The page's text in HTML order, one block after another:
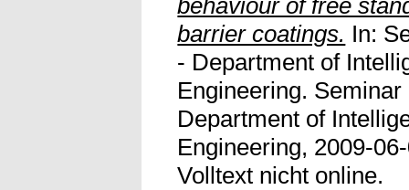
barrier coatings. In:
- Department of
Engineering.
Department of
Engineering, 2009-
Volltext nicht online.